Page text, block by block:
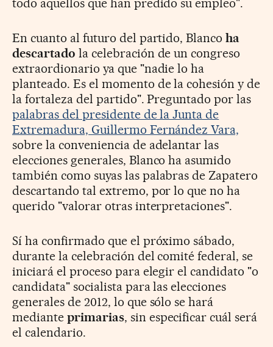
En cuanto al futuro del partido, Blancoha
descartado la celebración de un congreso
extraordionario ya que "nadie lo ha
planteado. Es el momento de la cohesión y de
la fortaleza del partido". Preguntado por las
palabras del presidente de la Junta de
Extremadura, Guillermo Fernández Vara,
sobre la conveniencia de adelantar las
elecciones generales, Blanco ha asumido
también como suyas las palabras de Zapatero
descartando tal extremo, por lo que no ha
querido "valorar otras interpretaciones".
Sí ha confirmado que el próximo sábado,
durante la celebración del comité federal, se
iniciará el proceso para elegir el candidato "o
candidata" socialista para las elecciones
generales de 2012, lo que sólo se hará
mediante primarias, sin especificar cuál será
el calendario.